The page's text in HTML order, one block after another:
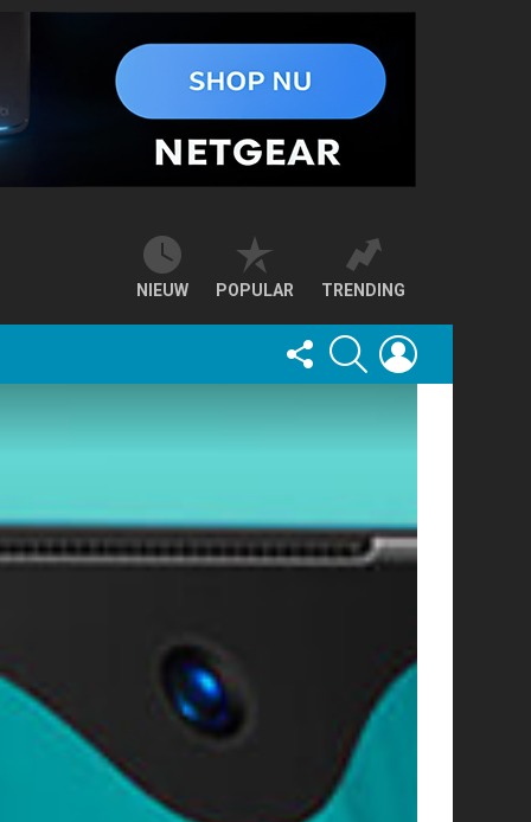
NIEUW POPULAR TRENDING
FOLLOW
US
SEARCH